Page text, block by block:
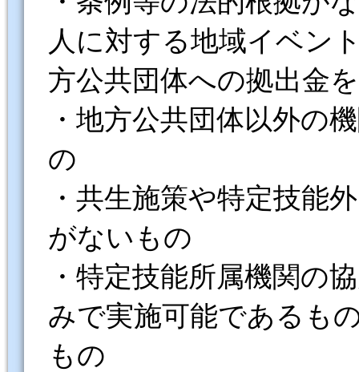
人に対する地域イベン
方公共団体への拠出金
・地方公共団体以外の
の
・共生施策や特定技能
がないもの
・特定技能所属機関の
みで実施可能であるも
もの